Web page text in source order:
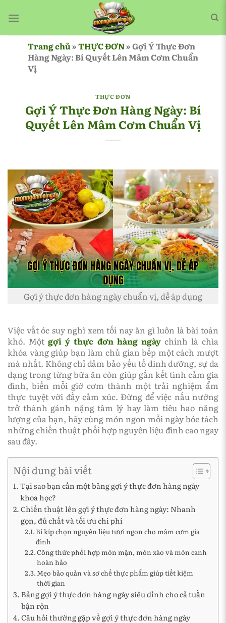
qua
Trang chủ»THỰC ĐƠN»Gợi Ý Thực Đơn
Hàng Ngày: Bí Quyết Lên Mâm Cơm Chuẩn
Vị
THỰC ĐƠN
Gợi Ý Thực Đơn Hàng Ngày: Bí
Quyết Lên Mâm Cơm Chuẩn Vị
Gợi ý thực đơn hàng ngày chuẩn vị, dễ áp dụng
Việc vắt óc suy nghĩ xem tối nay ăn gì luôn là bài toán
khó. Mộtgợi ý thực đơn hàng ngàychính là chìa
khóa vàng giúp bạn làm chủ gian bếp một cách mượt
mà nhất. Không chỉ đảm bảo yếu tố dinh dưỡng, sự đa
dạng trong từng bữa ăn còn giúp gắn kết tình cảm gia
đình, biến mỗi giờ cơm thành một trải nghiệm ẩm
thực tuyệt vời đầy cảm xúc. Đừng để việc nấu nướng
trở thành gánh nặng tâm lý hay làm tiêu hao năng
lượng của bạn, hãy cùng món ngon mỗi ngày bóc tách
những chiến thuật phối hợp nguyên liệu đỉnh cao ngay
sau đây.
Nội dung bài viết
Tại sao bạn cần một bảng gợi ý thực đơn hàng ngày
khoa học?
Chiến thuật lên gợi ý thực đơn hàng ngày: Nhanh
gọn, đủ chất và tối ưu chi phí
Bí kíp chọn nguyên liệu tươi ngon cho mâm cơm gia
đình
Công thức phối hợp món mặn, món xào và món canh
hoàn hảo
Mẹo bảo quản và sơ chế thực phẩm giúp tiết kiệm
thời gian
Bảng gợi ý thực đơn hàng ngày siêu đỉnh cho cả tuần
bận rộn
Câu hỏi thường gặp về gợi ý thực đơn hàng ngày